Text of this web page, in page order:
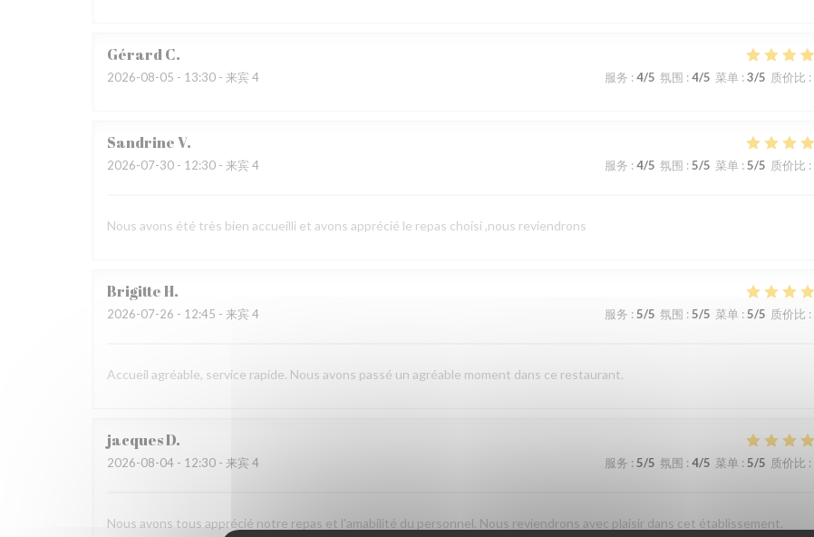
GérardC
2026-08-05 - 13:30 - 来宾 4 服务 : 4/5 氛围 : 4/5 菜单: 3/5 质价比 :
SandrineV
2026-07-30 - 12:30 - 来宾 4 服务 : 4/5 氛围 : 5/5 菜单: 5/5 质价比 :
Nous avons été très bien accueilli et avons apprécié le repas choisi ,nous reviendrons
BrigitteH
2026-07-26 - 12:45 - 来宾 4 服务 : 5/5 氛围 : 5/5 菜单: 5/5 质价比 :
Accueil agréable, service rapide. Nous avons passé un agréable moment dans ce restaurant.
jacquesD
2026-08-04 - 12:30 - 来宾 4 服务 : 5/5 氛围 : 4/5 菜单: 5/5 质价比 :
Nous avons tous apprécié notre repas et l'amabilité du personnel. Nous reviendrons avec plaisir dans cet établissement.